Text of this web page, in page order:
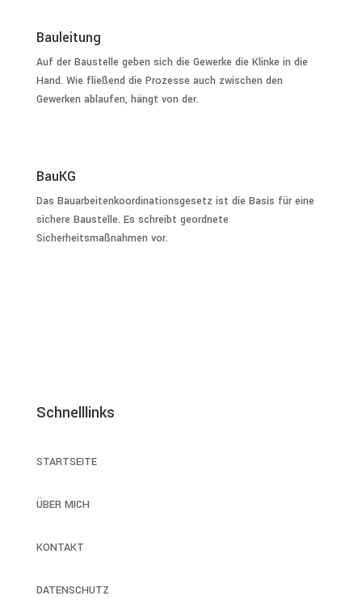
Bauleitung
Auf der Baustelle geben sich die Gewerke die Klinke in die
Hand. Wie fließend die Prozesse auch zwischen den
Gewerken ablaufen, hängt von der.
BauKG
Das Bauarbeitenkoordinationsgesetz ist die Basis für eine
sichere Baustelle. Es schreibt geordnete
Sicherheitsmaßnahmen vor.
Schnelllinks
STARTSEITE
ÜBER MICH
KONTAKT
DATENSCHUTZ